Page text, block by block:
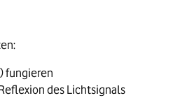
fungieren
des Lichtsignals